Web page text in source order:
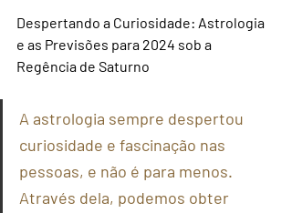
Despertando a Curiosidade: Astrologia
e as Previsões para 2024 sob a
Regência de Saturno
A astrologia sempre despertou
curiosidade e fascinação nas
pessoas, e não é para menos.
Através dela, podemos obter